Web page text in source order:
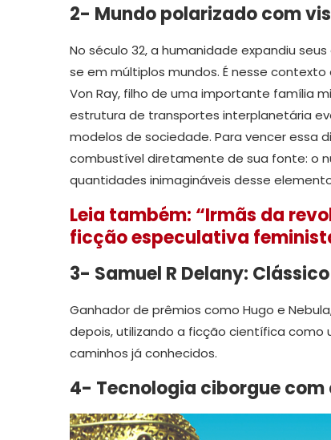
2- Mundo polarizado com
No século 32, a humanidade expandiu
se em múltiplos mundos. É nesse
Von Ray, filho de uma importante família
estrutura de transportes interplanetária
modelos de sociedade. Para vencer essa
combustível diretamente de sua fonte: o
quantidades inimagináveis desse
Leia também: “Irmãs da
ficção especulativa
3- Samuel R Delany:
Ganhador de prêmios como Hugo e
depois, utilizando a ficção científica
caminhos já conhecidos.
4- Tecnologia ciborgue